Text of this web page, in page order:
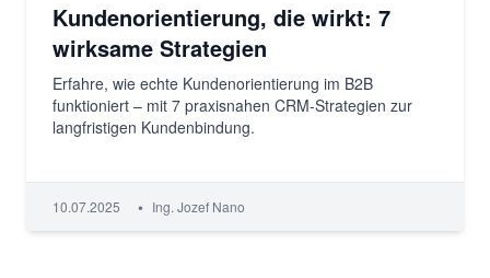
Kundenorientierung, die wirkt: 7
wirksame Strategien
Erfahre, wie echte Kundenorientierung im B2B
funktioniert – mit 7 praxisnahen CRM-Strategien zur
langfristigen Kundenbindung.
10.07.2025 • Ing. Jozef Nano